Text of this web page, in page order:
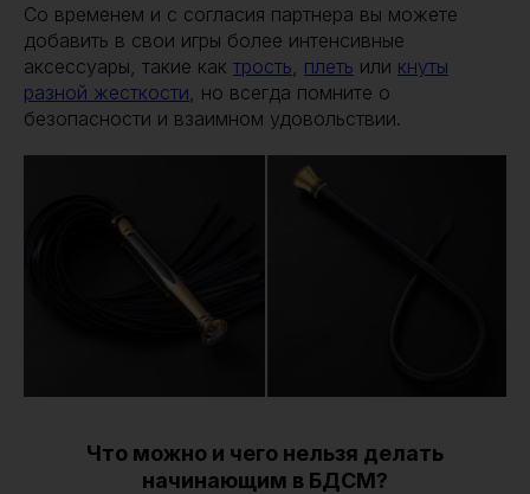
Со временем и с согласия партнера вы можете
добавить в свои игры более интенсивные
аксессуары, такие как трость плеть или кнуты
разной жесткости , но всегда помните о
безопасности и взаимном удовольствии.
Что можно и чего нельзя делать
начинающим в БДСМ?